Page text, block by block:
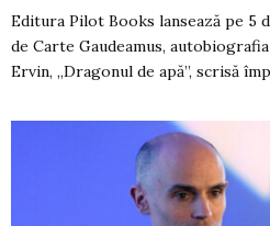
Editura Pilot Books lansează pe 5
de Carte Gaudeamus,
Ervin, „Dragonul de apă”, scrisă